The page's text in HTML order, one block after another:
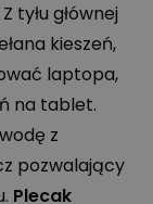
tyłu głównej
kieszeń,
laptopa,
na tablet.
z
pozwalający
Plecak